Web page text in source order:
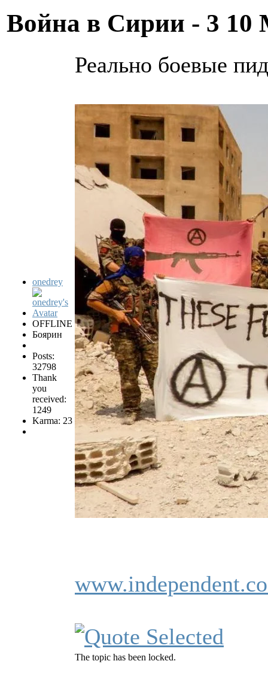
Война в Сирии - 3 10
onedrey
OFFLINE
Боярин
Posts:
32798
Thank
you
received:
1249
Karma: 23
Реально боевые
The topic has been locked.